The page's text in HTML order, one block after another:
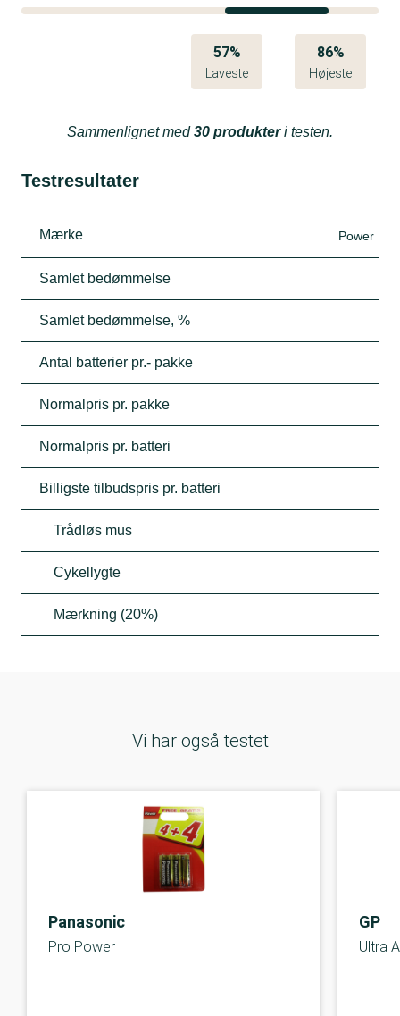
57%
Laveste
86%
Højeste
Sammenlignet med30 produkteri testen.
Testresultater
Mærke Power
Samlet bedømmelse
Samlet bedømmelse, %
Antal batterier pr.- pakke
Normalpris pr. pakke
Normalpris pr. batteri
Billigste tilbudspris pr. batteri
Trådløs mus
Cykellygte
Mærkning (20%)
Vi har også testet
Panasonic
Pro Power
GP
Ultra